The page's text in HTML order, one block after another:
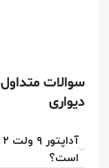
دیواری
است؟